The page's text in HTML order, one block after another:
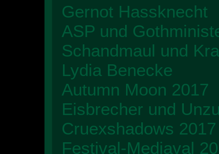
Gernot Hassknecht
ASP und
Schandmaul und
Lydia Benecke
Autumn Moon 2017
Eisbrecher und
Cruexshadows 2017
Festival-Mediaval